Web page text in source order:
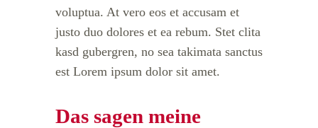
voluptua. At vero eos et accusam et
justo duo dolores et ea rebum. Stet clita
kasd gubergren, no sea takimata sanctus
est Lorem ipsum dolor sit amet.
Das sagen meine